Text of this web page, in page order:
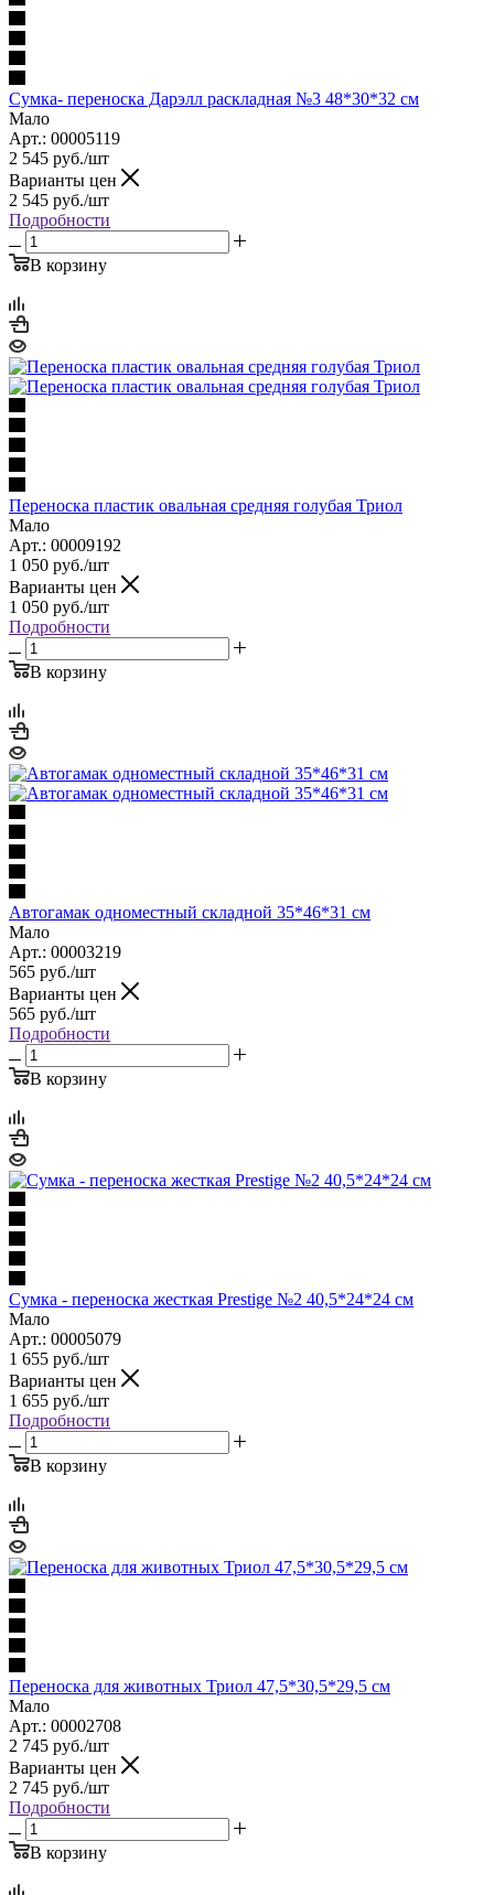
Сумка- переноска Дарэлл раскладная №3 48*30*32 см
Мало
Арт.: 00005119
2 545 руб./шт
Варианты цен
2 545 руб./шт
Подробности
В корзину
Переноска пластик овальная средняя голубая Триол
Мало
Арт.: 00009192
1 050 руб./шт
Варианты цен
1 050 руб./шт
Подробности
В корзину
Автогамак одноместный складной 35*46*31 см
Мало
Арт.: 00003219
565 руб./шт
Варианты цен
565 руб./шт
Подробности
В корзину
Сумка - переноска жесткая Prestige №2 40,5*24*24 см
Мало
Арт.: 00005079
1 655 руб./шт
Варианты цен
1 655 руб./шт
Подробности
В корзину
Переноска для животных Триол 47,5*30,5*29,5 см
Мало
Арт.: 00002708
2 745 руб./шт
Варианты цен
2 745 руб./шт
Подробности
В корзину